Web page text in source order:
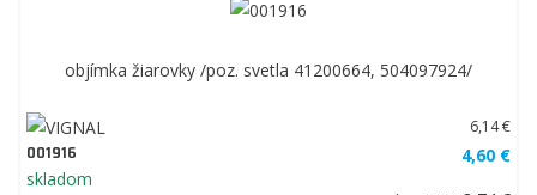
objímka žiarovky /poz. svetla 41200664, 504097924/
001916
skladom
6,14 €
4,60 €